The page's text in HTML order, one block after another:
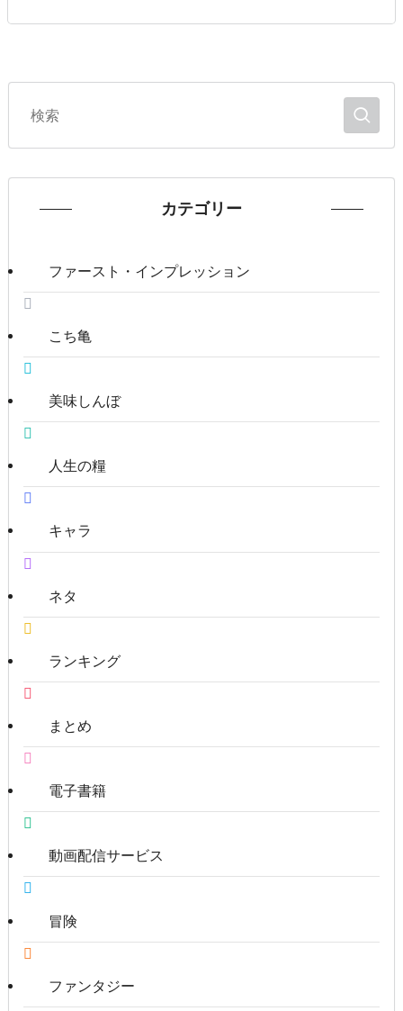
カテゴリー
ファースト・インプレッション
こち亀
美味しんぼ
人生の糧
キャラ
ネタ
ランキング
まとめ
電子書籍
動画配信サービス
冒険
ファンタジー